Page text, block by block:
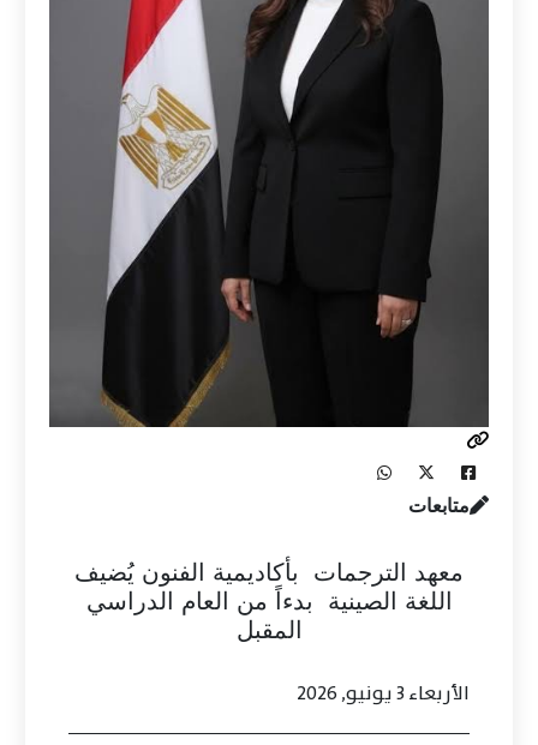
متابعات
معهد الترجمات بأكاديمية الفنون يُضيف
اللغة الصينية بدءاً من العام الدراسي
المقبل
الأربعاء 3 يونيو, 2026